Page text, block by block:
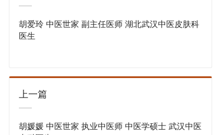
胡爱玲 中医世家 副主任医师 湖北武汉中医皮肤科
医生
上一篇
胡媛媛 中医世家 执业中医师 中医学硕士 武汉中医